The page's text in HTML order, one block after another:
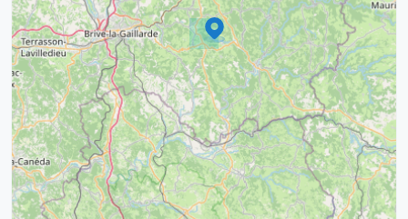
5
13
6
9
4
5
20
15
10
17